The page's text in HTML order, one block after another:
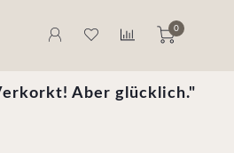
0
Aber glücklich."